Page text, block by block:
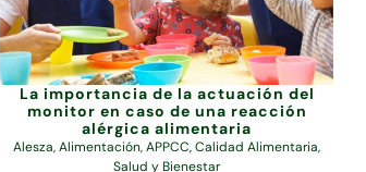
La importancia de la actuación del
monitor en caso de una reacción
alérgica alimentaria
Alesza,Alimentación,APPCC,Calidad Alimentaria,
Salud y Bienestar